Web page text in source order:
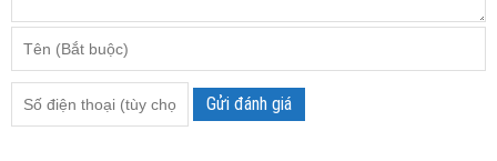
Gửi đánh giá